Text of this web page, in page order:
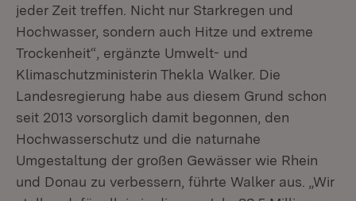
jeder Zeit treffen. Nicht nur Starkregen und
Hochwasser, sondern auch Hitze und extreme
Trockenheit“, ergänzte Umwelt- und
Klimaschutzministerin Thekla Walker. Die
Landesregierung habe aus diesem Grund schon
seit 2013 vorsorglich damit begonnen, den
Hochwasserschutz und die naturnahe
Umgestaltung der großen Gewässer wie Rhein
und Donau zu verbessern, führte Walker aus. „Wir